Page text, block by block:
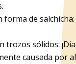
forma de salchicha:
trozos sólidos:
causada por